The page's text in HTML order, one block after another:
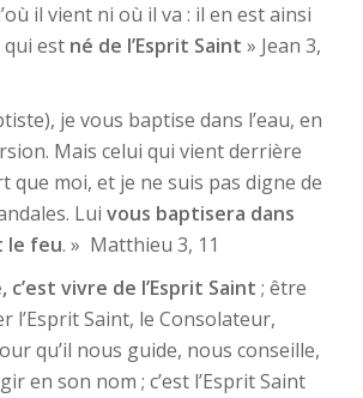
il vient ni où il va : il en est ainsi
est né de l’Esprit Saint » Jean 3,
je vous baptise dans l’eau, en
Mais celui qui vient derrière
que moi, et je ne suis pas digne de
Lui vous baptisera dans
le feu. » Matthieu 3, 11
vivre de l’Esprit Saint ; être
l’Esprit Saint, le Consolateur,
qu’il nous guide, nous conseille,
en son nom ; c’est l’Esprit Saint